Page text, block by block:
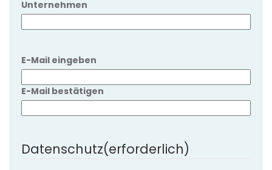
Unternehmen
E-
Mail(erforderlich)
E-Mail eingeben
E-Mail bestätigen
Datenschutz(erforderlich)